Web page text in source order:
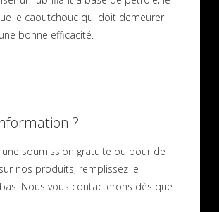
le caoutchouc qui doit demeurer
bonne efficacité.
?
une soumission gratuite ou pour de
nos produits, remplissez le
Nous vous contacterons dès que